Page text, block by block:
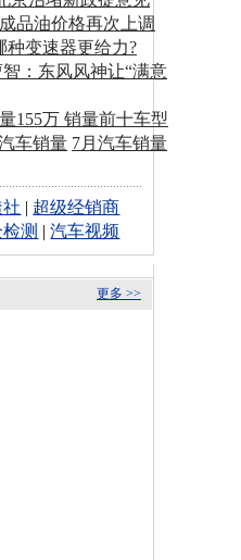
品油价格再次上调
种变速器更给力?
：东风风神让“满意
155万 销量前十车型
车销量 7月汽车销量
| 超级经销商
测 |汽车视频
更多 >>